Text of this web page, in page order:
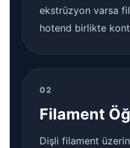
ekstrüzyon varsa
hotend birlikte
02
Filament
Dişli filament